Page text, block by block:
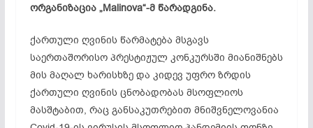
ორგანიზაცია „Malinova“-მ წარადგინა.
ქართული ღვინის წარმატება მსგავს
საერთაშორისო პრესტიჟულ კონკურსში მიანიშნებს
მის მაღალ ხარისხზე და კიდევ უფრო ზრდის
ქართული ღვინის ცნობადობას მსოფლიოს
მასშტაბით, რაც განსაკუთრებით მნიშვნელოვანია